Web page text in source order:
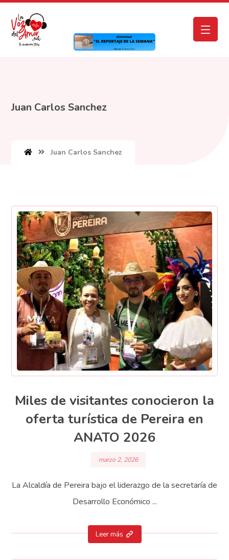
Juan Carlos Sanchez
Juan Carlos Sanchez
Miles de visitantes conocieron la
oferta turística de Pereira en
ANATO 2026
marzo 2, 2026
La Alcaldía de Pereira bajo el liderazgo de la secretaría de
Desarrollo Económico ...
Leer más